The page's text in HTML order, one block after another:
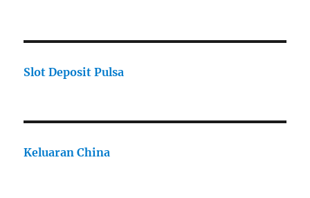
Slot Deposit Pulsa
Keluaran China